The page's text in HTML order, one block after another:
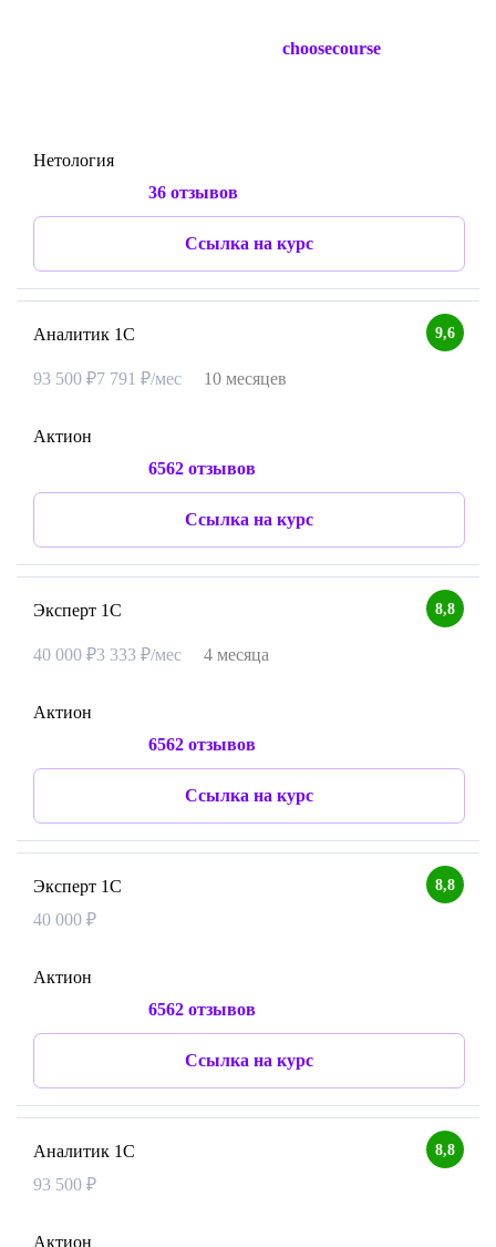
choosecourse
Нетология
36 отзывов
Ссылка на курс
9,6
Аналитик 1С
93 500 ₽7 791 ₽/мес 10 месяцев
Актион
6562 отзывов
Ссылка на курс
8,8
Эксперт 1С
40 000 ₽3 333 ₽/мес 4 месяца
Актион
6562 отзывов
Ссылка на курс
8,8
Эксперт 1С
40 000 ₽
Актион
6562 отзывов
Ссылка на курс
8,8
Аналитик 1С
93 500 ₽
Актион